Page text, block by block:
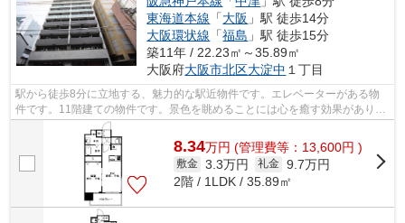
東海道本線 「大阪 」駅 徒歩14分
大阪環状線 「福島 」駅 徒歩15分
築11年 / 22.23㎡～35.89㎡
大阪府大阪市北区大淀中 １丁目
駅から徒歩8分に立地する、魅力的な駅近物件です。エレベーターがある物
件です。11階建ての物件です。景色を眺めることには心を癒す効果があり、
視力低下の恐れも少なくしてくれます。...
8.34万円 (管理費等：13,600円 )
敷金 3.3万円 礼金 9.7万円
2階 / 1LDK / 35.89㎡